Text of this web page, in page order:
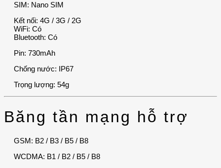
SIM: Nano SIM
Kết nối: 4G / 3G / 2G
WiFi: Có
Bluetooth: Có
Pin: 730mAh
Chống nước: IP67
Trọng lượng: 54g
Băng tần mạng hỗ trợ
GSM: B2 / B3 / B5 / B8
WCDMA: B1 / B2 / B5 / B8